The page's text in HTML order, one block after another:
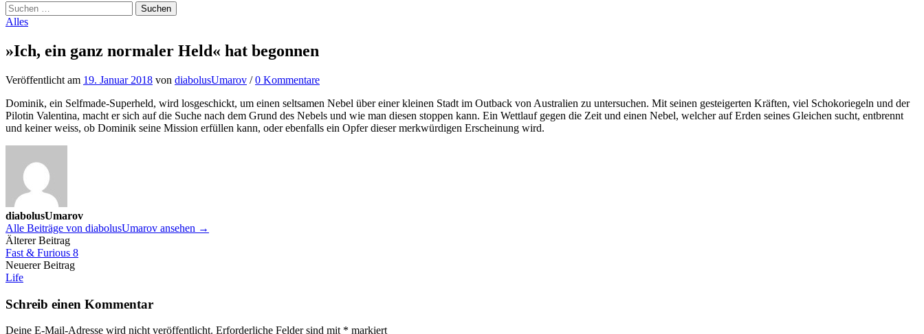
Suchen
nach:
Alles
»Ich, ein ganz normaler Held« hat begonnen
Veröffentlicht am 19. Januar 2018 von diabolusUmarov /0 Kommentare
Dominik, ein Selfmade-Superheld, wird losgeschickt, um einen seltsamen Nebel über einer kleinen Stadt im Outback von Australien zu untersuchen. Mit seinen gesteigerten Kräften, viel Schokoriegeln und der
Pilotin Valentina, macht er sich auf die Suche nach dem Grund des Nebels und wie man diesen stoppen kann. Ein Wettlauf gegen die Zeit und einen Nebel, welcher auf Erden seines Gleichen sucht, entbrennt
und keiner weiss, ob Dominik seine Mission erfüllen kann, oder ebenfalls ein Opfer dieser merkwürdigen Erscheinung wird.
diabolusUmarov
Alle Beiträge von diabolusUmarov ansehen →
Beitrags-
Navigation
Älterer Beitrag
Fast & Furious 8
Neuerer Beitrag
Life
Schreib einen Kommentar
Deine E-Mail-Adresse wird nicht veröffentlicht. Erforderliche Felder sind mit * markiert